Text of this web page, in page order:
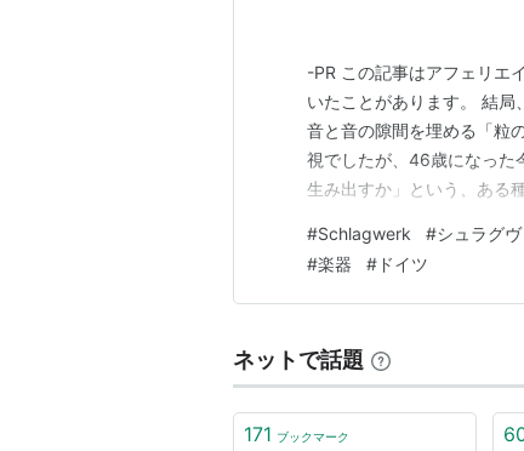
-PR この記事はアフェリエ
いたことがあります。 結局
音と音の隙間を埋める「粒
視でしたが、46歳になった
生み出すか」という、ある
カッションブランド、
イカー SR-SK25」。 物理的
#Schlagwerk #シュラグ
#楽器 # ドイツ
ネットで話題
171 ブックマーク